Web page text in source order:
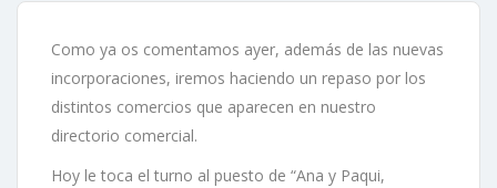
Como ya os comentamos ayer, además de las nuevas
incorporaciones, iremos haciendo un repaso por los
distintos comercios que aparecen en nuestro
directorio comercial.
Hoy le toca el turno al puesto de “Ana y Paqui,